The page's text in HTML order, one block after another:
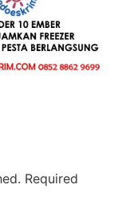
Required